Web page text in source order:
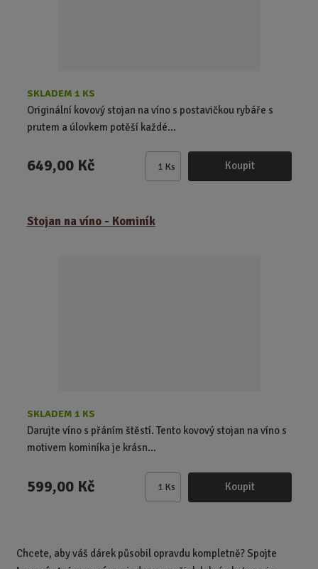
SKLADEM 1 KS
Originální kovový stojan na víno s postavičkou rybáře s
prutem a úlovkem potěší každé...
649,00 Kč
Z
Ks Koupit
Stojan na víno - Kominík
SKLADEM 1 KS
Darujte víno s přáním štěstí. Tento kovový stojan na víno s
motivem kominíka je krásn...
599,00 Kč
Z
i
Ks Koupit
Chcete, aby váš dárek působil opravdu kompletně? Spojte